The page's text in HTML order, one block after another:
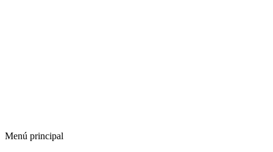
Menú principal